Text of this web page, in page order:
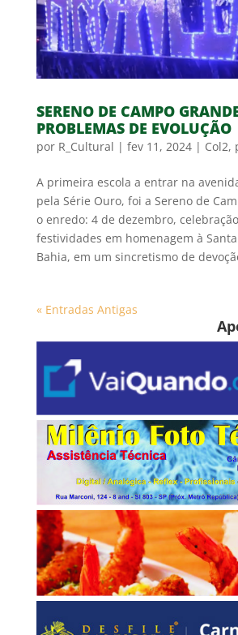
SERENO DE CAMPO
PROBLEMAS DE EVOLUÇÃO
por R_Cultural | fev 11, 2024| Col2,
A primeira escola a entrar na
pela Série Ouro, foi a Sereno de
o enredo: 4 de dezembro,
festividades em homenagem à
Bahia, em um sincretismo de
« Entradas Antigas